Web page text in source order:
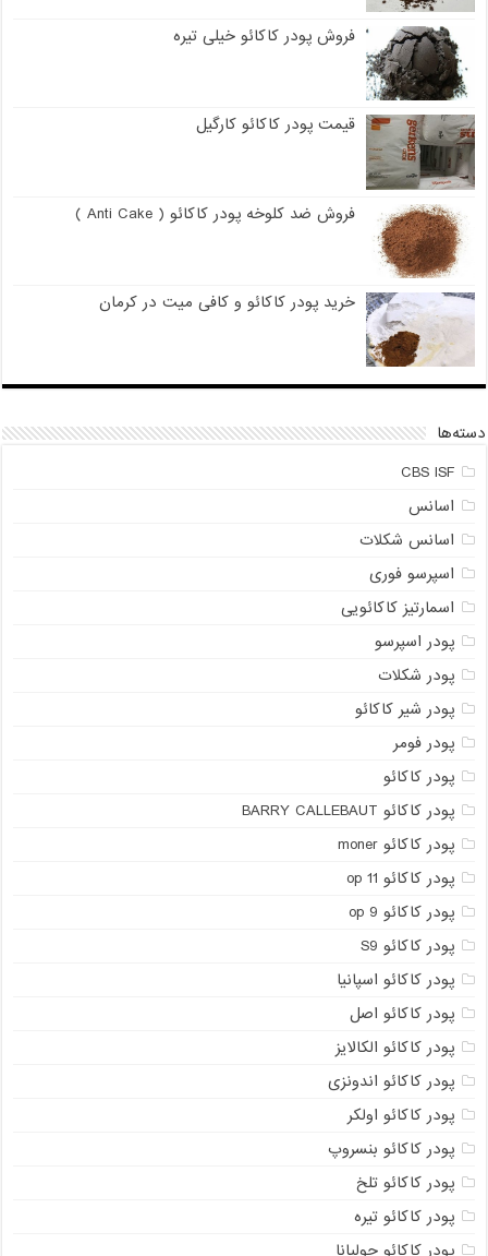
فروش پودر کاکائو خیلی تیره
قیمت پودر کاکائو کارگیل
فروش ضد کلوخه پودر کاکائو ( Anti Cake )
خرید پودر کاکائو و کافی میت در کرمان
دسته‌ها
CBS ISF
اسانس
اسانس شکلات
اسپرسو فوری
اسمارتیز کاکائویی
پودر اسپرسو
پودر شکلات
پودر شیر کاکائو
پودر فومر
پودر کاکائو
پودر کاکائو BARRY CALLEBAUT
پودر کاکائو moner
پودر کاکائو op 11
پودر کاکائو op 9
پودر کاکائو S9
پودر کاکائو اسپانیا
پودر کاکائو اصل
پودر کاکائو الکالایز
پودر کاکائو اندونزی
پودر کاکائو اولکر
پودر کاکائو بنسروپ
پودر کاکائو تلخ
پودر کاکائو تیره
پودر کاکائو جولیانا